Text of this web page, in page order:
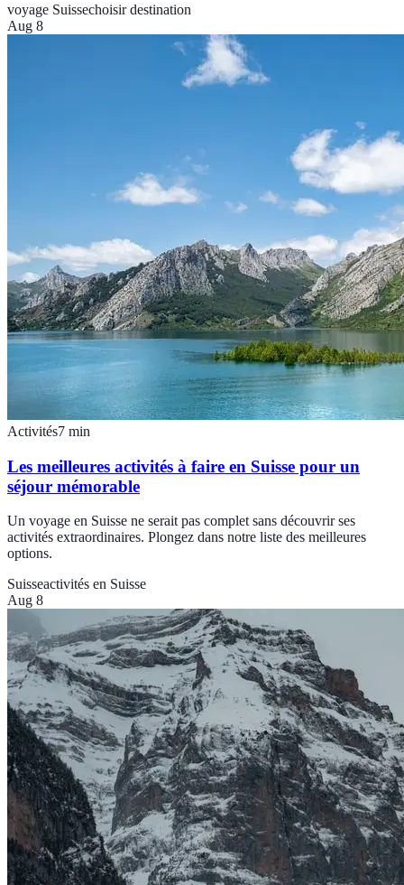
voyage Suissechoisir destination
Aug 8
Activités7 min
Les meilleures activités à faire en Suisse pour un
séjour mémorable
Un voyage en Suisse ne serait pas complet sans découvrir ses
activités extraordinaires. Plongez dans notre liste des meilleures
options.
Suisseactivités en Suisse
Aug 8